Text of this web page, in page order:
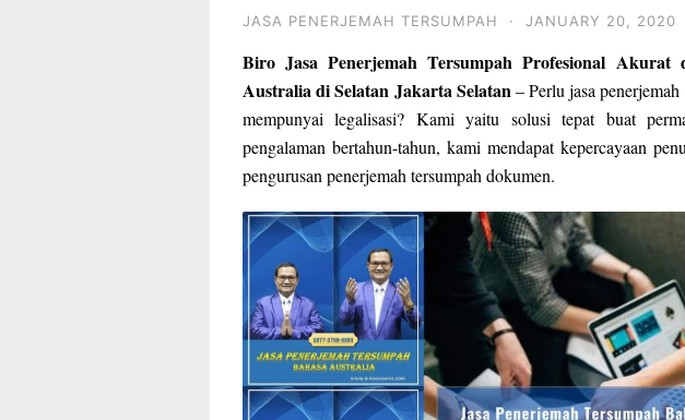
JASA PENERJEMAH TERSUMPAH · JANUARY 20, 2020
Biro Jasa Penerjemah Tersumpah Profesional
Australia di Selatan Jakarta Selatan – Perlu jasa
mempunyai legalisasi? Kami yaitu solusi tepat buat
pengalaman bertahun-tahun, kami mendapat kepercayaan
pengurusan penerjemah tersumpah dokumen.